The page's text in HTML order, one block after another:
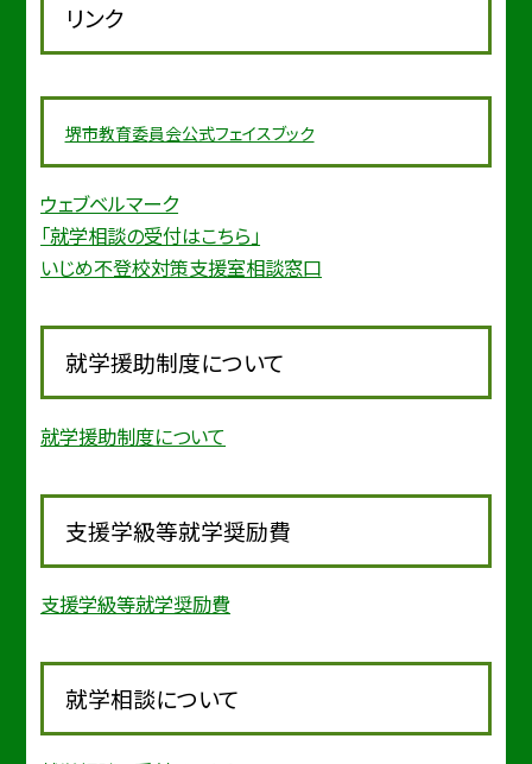
リンク
堺市教育委員会公式フェイスブック
ウェブベルマーク
「就学相談の受付はこちら」
いじめ不登校対策支援室相談窓口
就学援助制度について
就学援助制度について
支援学級等就学奨励費
支援学級等就学奨励費
就学相談について